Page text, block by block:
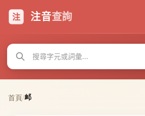
注 注音查詢
首頁/䘏